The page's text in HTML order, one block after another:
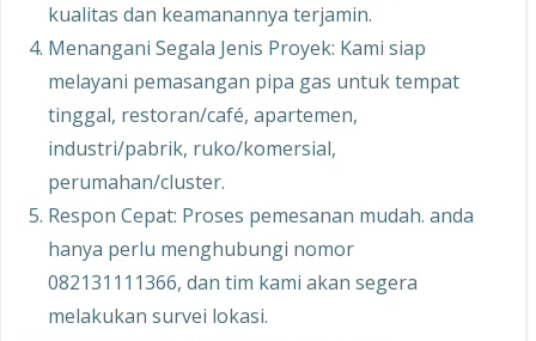
kualitas dan keamanannya terjamin.
Menangani Segala Jenis Proyek: Kami siap
melayani pemasangan pipa gas untuk tempat
tinggal, restoran/café, apartemen,
industri/pabrik, ruko/komersial,
perumahan/cluster.
Respon Cepat: Proses pemesanan mudah. anda
hanya perlu menghubungi nomor
082131111366, dan tim kami akan segera
melakukan survei lokasi.